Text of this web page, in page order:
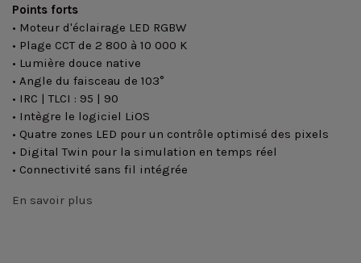
Points forts
• Moteur d'éclairage LED RGBW
• Plage CCT de 2 800 à 10 000 K
• Lumière douce native
• Angle du faisceau de 103°
• IRC | TLCI : 95 | 90
• Intègre le logiciel LiOS
• Quatre zones LED pour un contrôle optimisé des pixels
• Digital Twin pour la simulation en temps réel
• Connectivité sans fil intégrée
En savoir plus